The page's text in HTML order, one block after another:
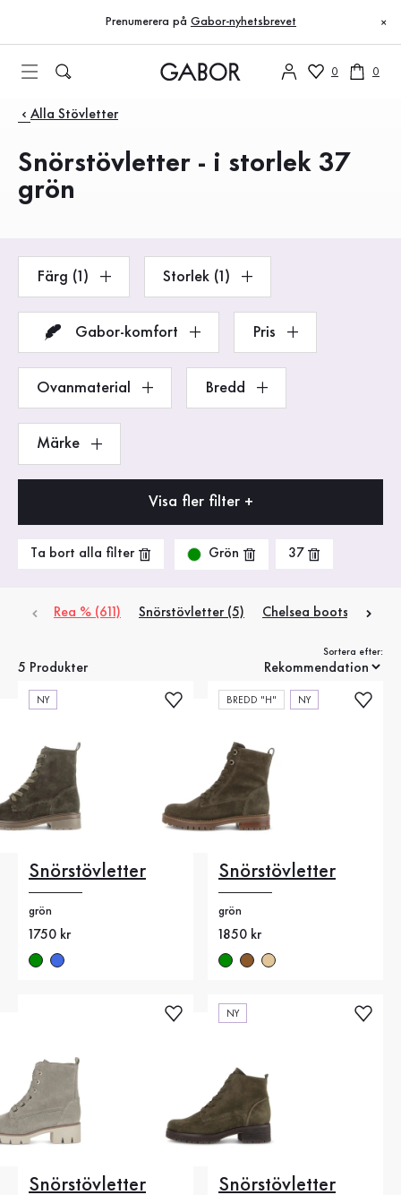
Till innehållsförteckning
Till huvudnavigation
Prenumerera på Gabor-nyhetsbrevet ×
0 0
Produkter
Alla Stövletter
Snörstövletter - i storlek 37
grön
Färg (1) Storlek (1)
Gabor-komfort Pris
Ovanmaterial Bredd
Märke
Visa fler filter +
Ta bort alla filter Grön 37
Rea % (611) Snörstövletter (5) Chelsea boots (2)
5 Produkter
Sortera efter:
NY
Snörstövletter
grön
Nytt pris
1750 kr
BREDD "H" NY
Snörstövletter
grön
Nytt pris
1850 kr
Snörstövletter
NY
Snörstövletter